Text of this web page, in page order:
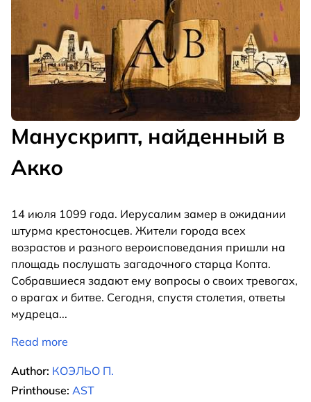
Манускрипт, найденный в
Акко
14 июля 1099 года. Иерусалим замер в ожидании
штурма крестоносцев. Жители города всех
возрастов и разного вероисповедания пришли на
площадь послушать загадочного старца Копта.
Собравшиеся задают ему вопросы о своих тревогах,
о врагах и битве. Сегодня, спустя столетия, ответы
мудреца...
Read more
Author: КОЭЛЬО П.
Printhouse: AST